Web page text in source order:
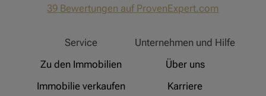
hat4,91
von5
39 Bewertungen auf ProvenExpert.com
Service
Zu den Immobilien
Immobilie verkaufen
Unternehmen und Hilfe
Über uns
Karriere